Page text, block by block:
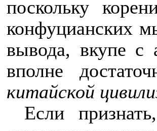
поскольку
конфуцианских
вывода, вкупе с
вполне
китайской
Если